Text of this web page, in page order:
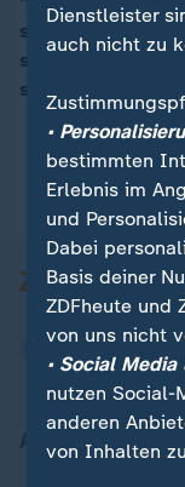
00:16
so ZDF-
sei nicht
schmerzen.
Aktuell bei
Dienstleister
auch nicht zu
•
bestimmten
Erlebnis im
und
Dabei
Basis deiner
ZDFheute und
von uns nicht
• Social
nutzen Social-
anderen
von Inhalten